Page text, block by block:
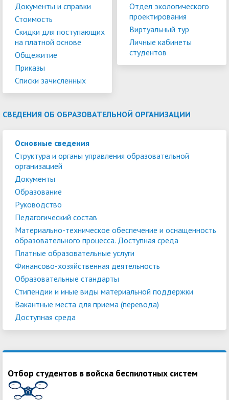
Документы и справки
Стоимость
Скидки для поступающих
на платной основе
Общежитие
Приказы
Списки зачисленных
Отдел экологического
проектирования
Виртуальный тур
Личные кабинеты
студентов
СВЕДЕНИЯ ОБ ОБРАЗОВАТЕЛЬНОЙ ОРГАНИЗАЦИИ
Основные сведения
Структура и органы управления образовательной
организацией
Документы
Образование
Руководство
Педагогический состав
Материально-техническое обеспечение и оснащенность
образовательного процесса. Доступная среда
Платные образовательные услуги
Финансово-хозяйственная деятельность
Образовательные стандарты
Стипендии и иные виды материальной поддержки
Вакантные места для приема (перевода)
Доступная среда
Отбор студентов в войска беспилотных систем